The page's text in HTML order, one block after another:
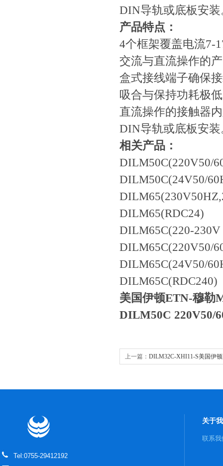
DIN导轨或底板安装
产品特点：
4个框架覆盖电流7-
交流与直流操作的
盒式接线端子确保
吸合与保持功耗极
直流操作的接触器
DIN导轨或底板安装
相关产品：
DILM50C(220V50/
DILM50C(24V50/
DILM65(RDC24)
DILM65C(220-230V
DILM65C(220V50/
DILM65C(24V50/
DILM65C(RDC240)
美国伊顿ETN-穆勒
DILM50C 220V50/
上一篇： DILM32C-XHI11-S美国伊
Tel:0755-29412192
关于
联系我